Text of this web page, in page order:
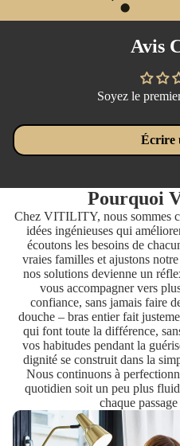
Avis
Soyez le
Écrire
Pourquoi
Chez VITILITY, nous sommes
idées ingénieuses qui
écoutons les besoins de
vraies familles et ajustons
nos solutions devienne un
vous accompagner vers
confiance, sans jamais faire
douche – bras entier fait
qui font toute la différence,
vos habitudes pendant la
dignité se construit dans la
Nous continuons à
quotidien soit un peu plus
chaque